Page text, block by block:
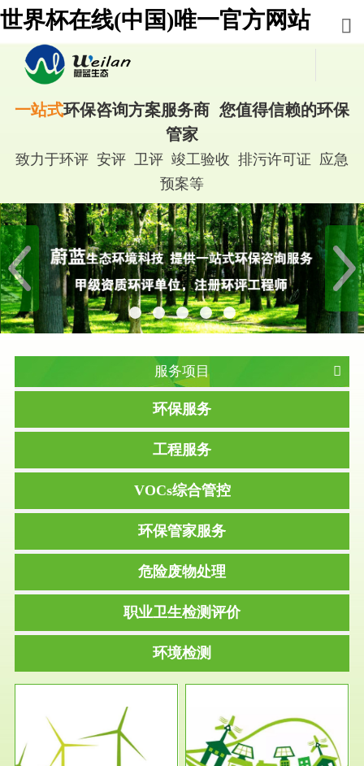
世界杯在线(中国)唯一官方网站
一站式环保咨询方案服务商 您值得信赖的环保
管家
致力于环评 安评 卫评 竣工验收 排污许可证 应急
预案等
服务项目
环保服务
工程服务
VOCs综合管控
环保管家服务
危险废物处理
职业卫生检测评价
环境检测
服务范围